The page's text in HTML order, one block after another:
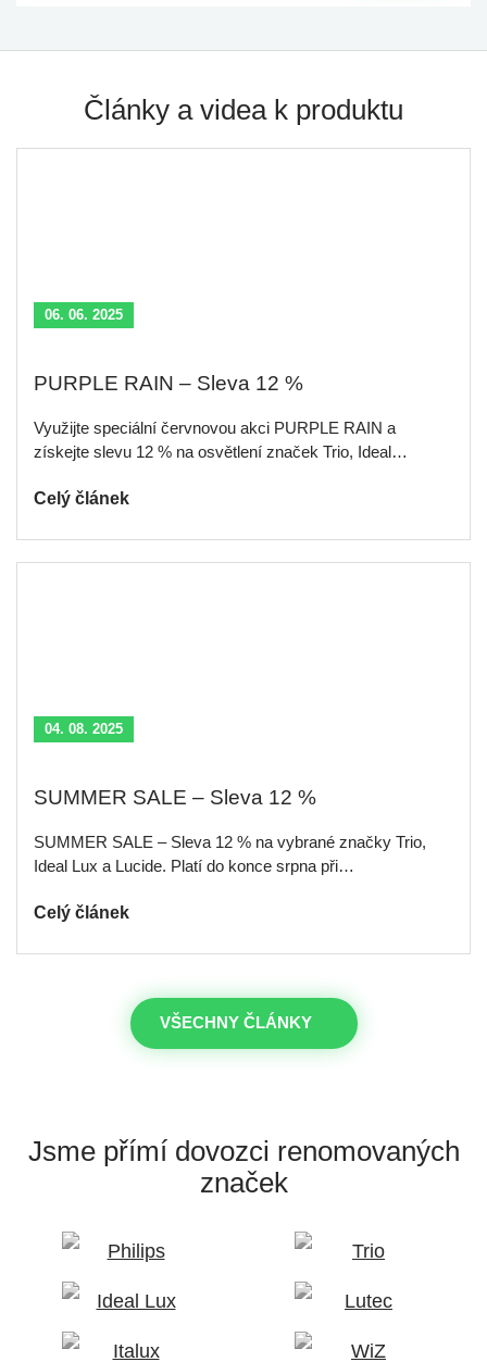
Články a videa k produktu
06. 06. 2025
PURPLE RAIN – Sleva 12 %
Využijte speciální červnovou akci PURPLE RAIN a
získejte slevu 12 % na osvětlení značek Trio, Ideal…
Celý článek
04. 08. 2025
SUMMER SALE – Sleva 12 %
SUMMER SALE – Sleva 12 % na vybrané značky Trio,
Ideal Lux a Lucide. Platí do konce srpna při…
Celý článek
VŠECHNY ČLÁNKY
Jsme přímí dovozci renomovaných
značek